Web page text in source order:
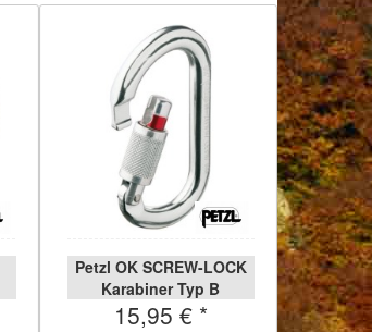
Petzl OK SCREW-LOCK
Karabiner Typ B
15,95 € *